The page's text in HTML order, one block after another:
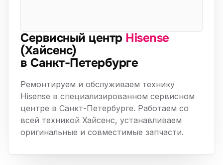
Сервисный центр Hisense
(Хайсенс)
в Санкт-Петербурге
Ремонтируем и обслуживаем технику
Hisense в специализированном сервисном
центре в Санкт-Петербурге. Работаем со
всей техникой Хайсенс, устанавливаем
оригинальные и совместимые запчасти.